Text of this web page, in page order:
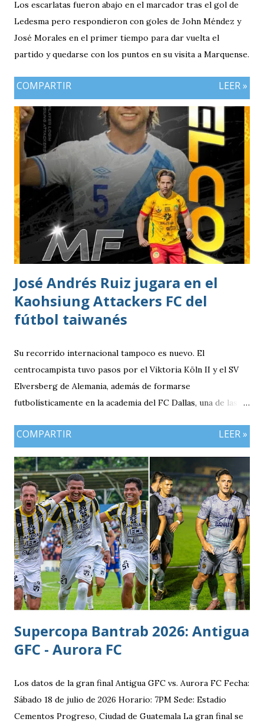
Los escarlatas fueron abajo en el marcador tras el gol de
Ledesma pero respondieron con goles de John Méndez y
José Morales en el primer tiempo para dar vuelta el
partido y quedarse con los puntos en su visita a Marquense.
COMPARTIR LEER »
José Andrés Ruiz jugara en el
Kaohsiung Attackers FC del
fútbol taiwanés
Su recorrido internacional tampoco es nuevo. El
centrocampista tuvo pasos por el Viktoria Köln II y el SV
Elversberg de Alemania, además de formarse
futbolísticamente en la academia del FC Dallas, una de las
experiencia que marcó el inicio de su desarrollo como
Kaohsiung Attackers FC, una institución de crecimiento
reciente dentro del fútbol taiwanés. El club nació en 2016
con su equipo femenino y fue hasta 2025 cuando creó su
rama masculina, la cual comenzó su recorrido en la Segunda
División antes de conseguir el ascenso a la máxima
categoría.
COMPARTIR LEER »
Supercopa Bantrab 2026: Antigua
GFC - Aurora FC
Los datos de la gran final Antigua GFC vs. Aurora FC Fecha:
Sábado 18 de julio de 2026 Horario: 7PM Sede: Estadio
Cementos Progreso, Ciudad de Guatemala La gran final se